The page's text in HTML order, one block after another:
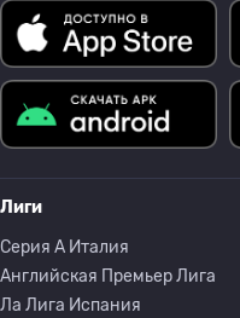
Лиги
Серия A Италия
Английская Премьер Лига
Ла Лига Испания